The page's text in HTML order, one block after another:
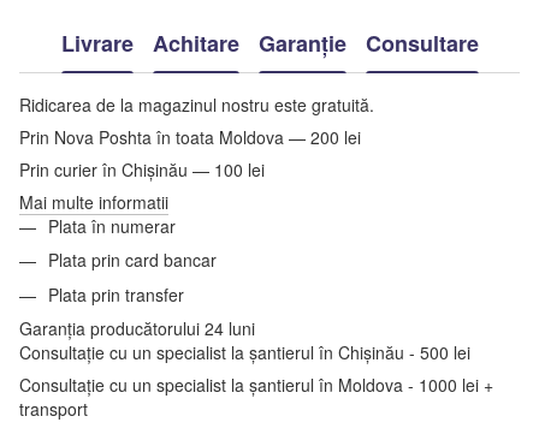
Livrare Achitare Garanție Consultare
Ridicarea de la magazinul nostru este gratuită.
Prin Nova Poshta în toata Moldova — 200 lei
Prin curier în Chișinău — 100 lei
Mai multe informatii
Plata în numerar
Plata prin card bancar
Plata prin transfer
Garanția producătorului 24 luni
Consultație cu un specialist la șantierul în Chișinău - 500 lei
Consultație cu un specialist la șantierul în Moldova - 1000 lei +
transport